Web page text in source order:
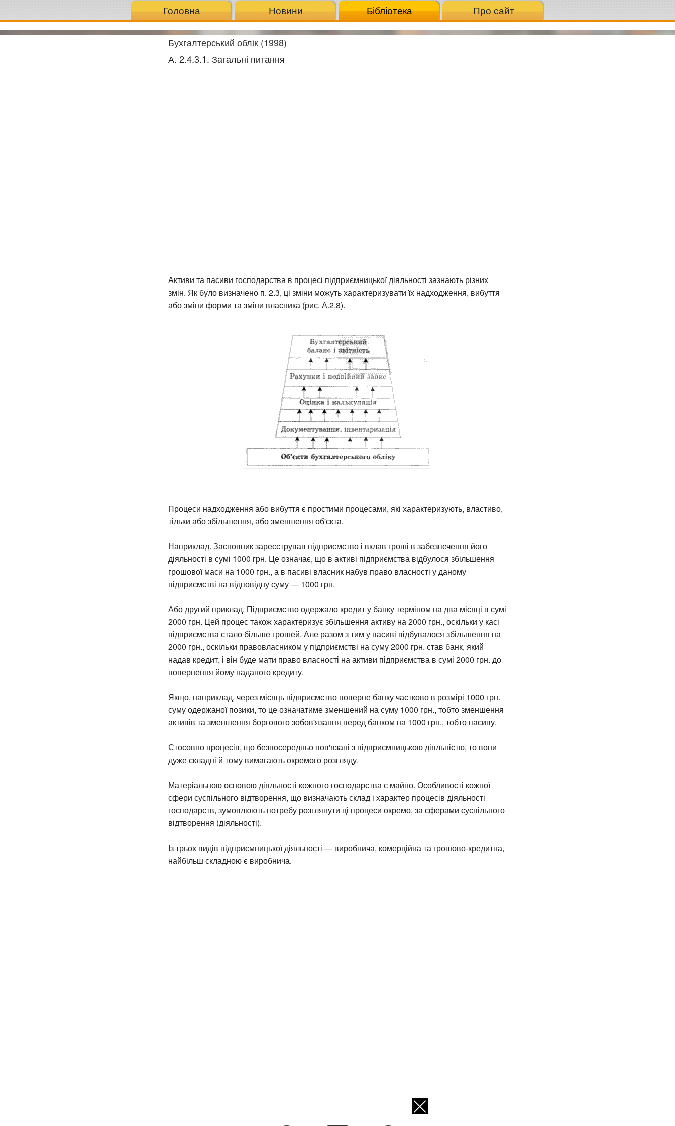
Головна Новини Бібліотека Про сайт
Бухгалтерський облік (1998)
А. 2.4.3.1. Загальні питання
Активи та пасиви господарства в процесі підприємницької діяльності зазнають різних
змін. Як було визначено п. 2.3, ці зміни можуть характеризувати їх надходження, вибуття
або зміни форми та зміни власника (рис. А.2.8).
Процеси надходження або вибуття є простими процесами, які характеризують, властиво,
тільки або збільшення, або зменшення об'єкта.
Наприклад. Засновник зареєстрував підприємство і вклав гроші в забезпечення його
діяльності в сумі 1000 грн. Це означає, що в активі підприємства відбулося збільшення
грошової маси на 1000 грн., а в пасиві власник набув право власності у даному
підприємстві на відповідну суму — 1000 грн.
Або другий приклад. Підприємство одержало кредит у банку терміном на два місяці в сумі
2000 грн. Цей процес також характеризує збільшення активу на 2000 грн., оскільки у касі
підприємства стало більше грошей. Але разом з тим у пасиві відбувалося збільшення на
2000 грн., оскільки правовласником у підприємстві на суму 2000 грн. став банк, який
надав кредит, і він буде мати право власності на активи підприємства в сумі 2000 грн. до
повернення йому наданого кредиту.
Якщо, наприклад, через місяць підприємство поверне банку частково в розмірі 1000 грн.
суму одержаної позики, то це означатиме зменшений на суму 1000 грн., тобто зменшення
активів та зменшення боргового зобов'язання перед банком на 1000 грн., тобто пасиву.
Стосовно процесів, що безпосередньо пов'язані з підприємницькою діяльністю, то вони
дуже складні й тому вимагають окремого розгляду.
Матеріальною основою діяльності кожного господарства є майно. Особливості кожної
сфери суспільного відтворення, що визначають склад і характер процесів діяльності
господарств, зумовлюють потребу розглянути ці процеси окремо, за сферами суспільного
відтворення (діяльності).
Із трьох видів підприємницької діяльності — виробнича, комерційна та грошово-кредитна,
найбільш складною є виробнича.